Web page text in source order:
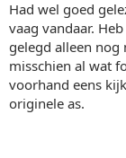
Had wel goed
vaag vandaar.
gelegd alleen nog
misschien al wat
voorhand eens
originele as.